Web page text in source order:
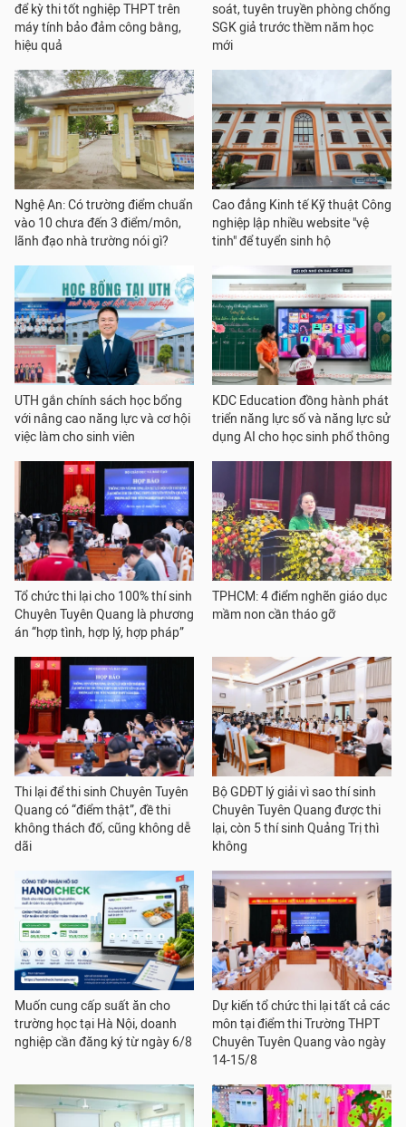
để kỳ thi tốt nghiệp THPT trên
máy tính bảo đảm công bằng,
hiệu quả
soát, tuyên truyền phòng chống
SGK giả trước thềm năm học
mới
Nghệ An: Có trường điểm chuẩn
vào 10 chưa đến 3 điểm/môn,
lãnh đạo nhà trường nói gì?
Cao đẳng Kinh tế Kỹ thuật Công
nghiệp lập nhiều website "vệ
tinh" để tuyển sinh hộ
UTH gắn chính sách học bổng
với nâng cao năng lực và cơ hội
việc làm cho sinh viên
KDC Education đồng hành phát
triển năng lực số và năng lực sử
dụng AI cho học sinh phổ thông
Tổ chức thi lại cho 100% thí sinh
Chuyên Tuyên Quang là phương
án “hợp tình, hợp lý, hợp pháp”
TPHCM: 4 điểm nghẽn giáo dục
mầm non cần tháo gỡ
Thi lại để thi sinh Chuyên Tuyên
Quang có “điểm thật”, đề thi
không thách đố, cũng không dễ
dãi
Bộ GDĐT lý giải vì sao thí sinh
Chuyên Tuyên Quang được thi
lại, còn 5 thí sinh Quảng Trị thì
không
Muốn cung cấp suất ăn cho
trường học tại Hà Nội, doanh
nghiệp cần đăng ký từ ngày 6/8
Dự kiến tổ chức thi lại tất cả các
môn tại điểm thi Trường THPT
Chuyên Tuyên Quang vào ngày
14-15/8